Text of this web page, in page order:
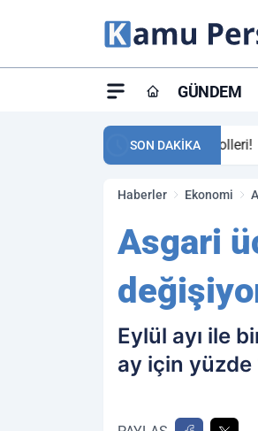
GÜNDEM
SON DAKİKA
maç özeti ve golleri!
Haberler Ekonomi
Asgari
Eylül ayı ile
ay için yüzde